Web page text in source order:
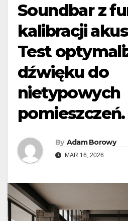
Soundbar z
kalibracji
Test
dźwięku do
nietypowych
pomieszczeń.
By Adam Borowy
MAR 16, 2026